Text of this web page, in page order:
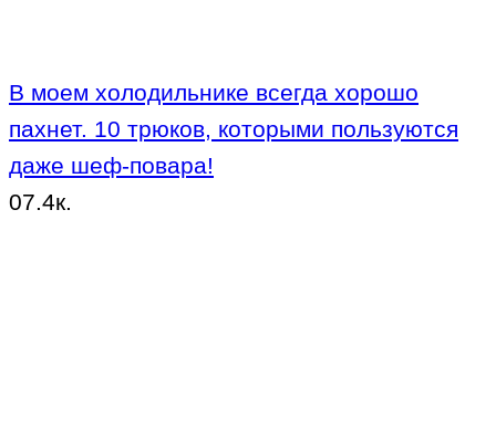
В моем холодильнике всегда хорошо
пахнет. 10 трюков, которыми пользуются
даже шеф-повара!
07.4к.